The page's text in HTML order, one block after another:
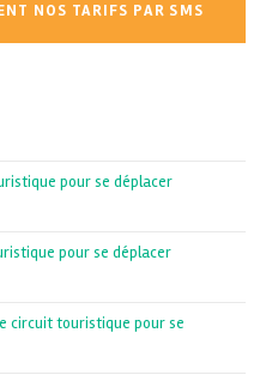
pour se déplacer
pour se déplacer
circuit touristique pour se